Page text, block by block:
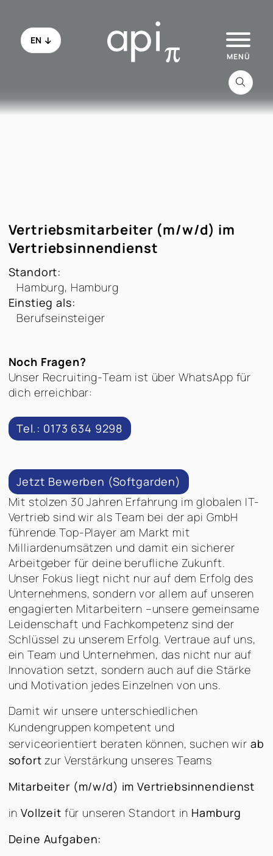
Initiativbewerbung
FAQ
EN
Vertriebsmitarbeiter (m/w/d) im
Vertriebsinnendienst
Standort:
Hamburg, Hamburg
Einstieg als:
Berufseinsteiger
Noch Fragen?
Unser Recruiting-Team ist über WhatsApp für
dich erreichbar:
Tel.: 0173 634 9298
Jetzt Bewerben (Softgarden)
Mit stolzen 30 Jahren Erfahrung im globalen IT-
Vertrieb sind wir als Team bei der api GmbH
führende Top-Player am Markt mit
Milliardenumsätzen und damit ein sicherer
Arbeitgeber für deine berufliche Zukunft.
Unser Fokus liegt nicht nur auf dem Erfolg des
Unternehmens, sondern vor allem auf unseren
engagierten Mitarbeitern –unsere gemeinsame
Leidenschaft und Fachkompetenz sind der
Schlüssel zu unserem Erfolg. Vertraue auf uns,
ein Team und Unternehmen, das nicht nur auf
Innovation setzt, sondern auch auf die Stärke
und Motivation jedes Einzelnen von uns.
Damit wir unsere unterschiedlichen
Kundengruppen kompetent und
serviceorientiert beraten können, suchen wir ab
sofort zur Verstärkung unseres Teams
Mitarbeiter (m/w/d) imVertriebsinnendienst
inVollzeit für unseren Standort in Hamburg
Deine Aufgaben: